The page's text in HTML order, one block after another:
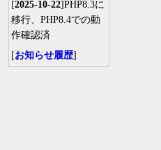
[2025-10-22]PHP8.3に
移行、PHP8.4での動
作確認済
[お知らせ履歴]